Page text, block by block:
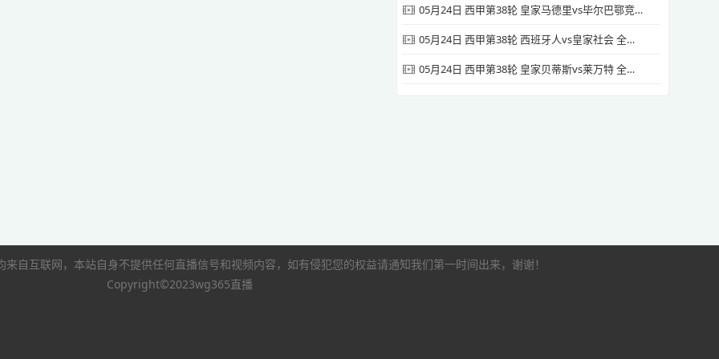
05月24日 西甲第38轮 皇家马德里vs毕尔巴鄂竞技 全场录像
05月24日 西甲第38轮 西班牙人vs皇家社会 全场录像
05月24日 西甲第38轮 皇家贝蒂斯vs莱万特 全场录像
自互联网，本站自身不提供任何直播信号和视频内容，如有侵犯您的权益请通知我们第一时间出来，谢谢！
Copyright©2023wg365直播